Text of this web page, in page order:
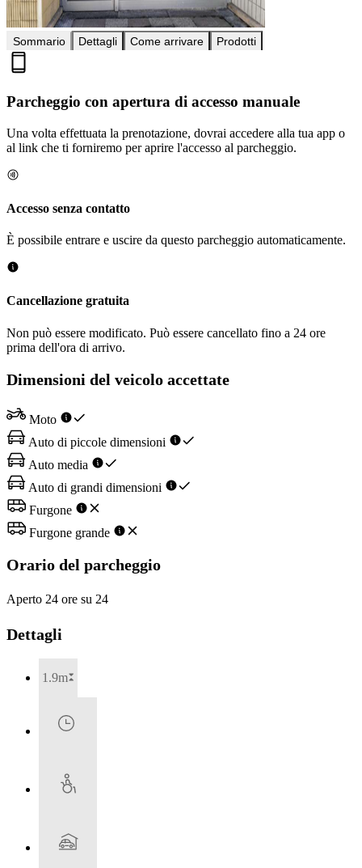
Sommario Dettagli Come arrivare Prodotti
Parcheggio con apertura di accesso manuale
Una volta effettuata la prenotazione, dovrai accedere alla tua app o
al link che ti forniremo per aprire l'accesso al parcheggio.
Accesso senza contatto
È possibile entrare e uscire da questo parcheggio automaticamente.
Cancellazione gratuita
Non può essere modificato. Può essere cancellato fino a 24 ore
prima dell'ora di arrivo.
Dimensioni del veicolo accettate
Moto
Auto di piccole dimensioni
Auto media
Auto di grandi dimensioni
Furgone
Furgone grande
Orario del parcheggio
Aperto 24 ore su 24
Dettagli
1.9m